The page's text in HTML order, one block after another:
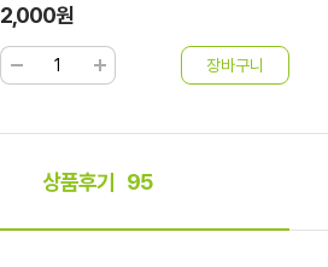
2,000원
상품후기 95